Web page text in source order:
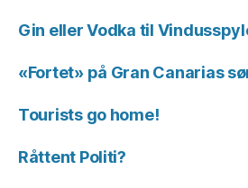
Gin eller Vodka til
«Fortet» på Gran Canarias
Tourists go home!
Råttent Politi?